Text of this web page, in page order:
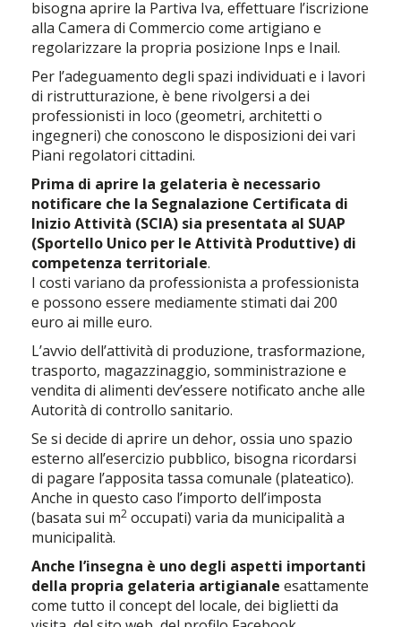
bisogna aprire la Partiva Iva, effettuare l’iscrizione
alla Camera di Commercio come artigiano e
regolarizzare la propria posizione Inps e Inail.
Per l’adeguamento degli spazi individuati e i lavori
di ristrutturazione, è bene rivolgersi a dei
professionisti in loco (geometri, architetti o
ingegneri) che conoscono le disposizioni dei vari
Piani regolatori cittadini.
Prima di aprire la gelateria è necessario
notificare che la Segnalazione Certificata di
Inizio Attività (SCIA) sia presentata al SUAP
(Sportello Unico per le Attività Produttive) di
competenza territoriale.
I costi variano da professionista a professionista
e possono essere mediamente stimati dai 200
euro ai mille euro.
L’avvio dell’attività di produzione, trasformazione,
trasporto, magazzinaggio, somministrazione e
vendita di alimenti dev’essere notificato anche alle
Autorità di controllo sanitario.
Se si decide di aprire un dehor, ossia uno spazio
esterno all’esercizio pubblico, bisogna ricordarsi
di pagare l’apposita tassa comunale (plateatico).
Anche in questo caso l’importo dell’imposta
(basata sui m2 occupati) varia da municipalità a
municipalità.
Anche l’insegna è uno degli aspetti importanti
della propria gelateria artigianale esattamente
come tutto il concept del locale, dei biglietti da